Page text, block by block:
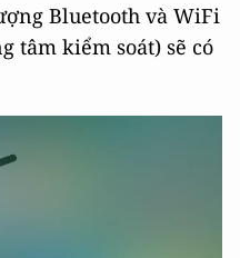
Bluetooth và WiFi
tâm kiểm soát) sẽ có